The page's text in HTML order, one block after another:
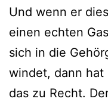
Und wenn er
einen echten
sich in die
windet, dann hat
das zu Recht.